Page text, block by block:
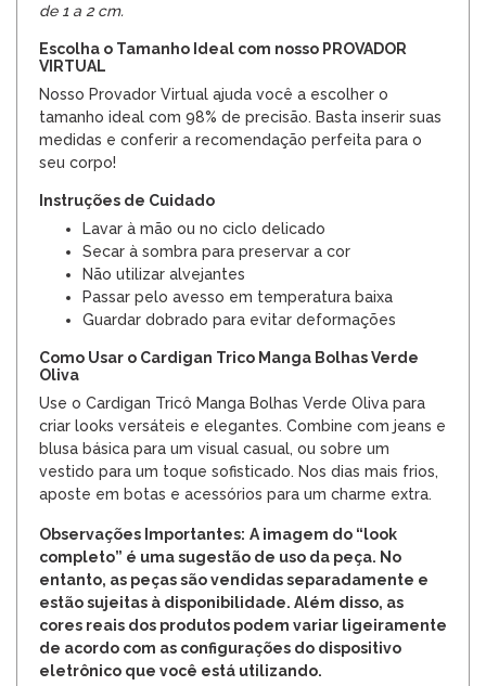
de 1 a 2 cm.
Escolha o Tamanho Ideal com nosso PROVADOR
VIRTUAL
Nosso Provador Virtual ajuda você a escolher o
tamanho ideal com 98% de precisão. Basta inserir suas
medidas e conferir a recomendação perfeita para o
seu corpo!
Instruções de Cuidado
Lavar à mão ou no ciclo delicado
Secar à sombra para preservar a cor
Não utilizar alvejantes
Passar pelo avesso em temperatura baixa
Guardar dobrado para evitar deformações
Como Usar o Cardigan Trico Manga Bolhas Verde
Oliva
Use o Cardigan Tricô Manga Bolhas Verde Oliva para
criar looks versáteis e elegantes. Combine com jeans e
blusa básica para um visual casual, ou sobre um
vestido para um toque sofisticado. Nos dias mais frios,
aposte em botas e acessórios para um charme extra.
Observações Importantes: A imagem do “look
completo” é uma sugestão de uso da peça. No
entanto, as peças são vendidas separadamente e
estão sujeitas à disponibilidade. Além disso, as
cores reais dos produtos podem variar ligeiramente
de acordo com as configurações do dispositivo
eletrônico que você está utilizando.